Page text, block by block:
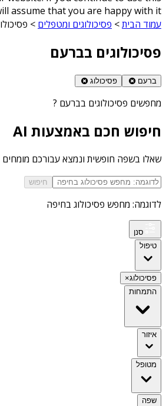
assume that you are happy with it
עמוד הבית> פסיכולוגים ומטפלים >
פסיכולוגים בברעם
ברעם פסיכולוג
מחפשים פסיכולוגים בברעם ?
חיפוש חכם באמצעות AI
שאלו בשפה חופשית ונמצא עבורכם מומחים
חיפוש
לדוגמה: מחפש פסיכולוג בחיפה
סנן
טיפול
פסיכולוג×
התמחות
איזור
מטופל
שפה